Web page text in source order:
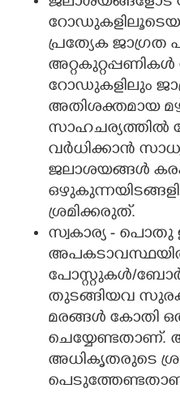
പ്രത്യേക ജാഗ്രത
റോഡുകളിലും
അതിശക്തമായ
സാഹചര്യത്തിൽ
വർധിക്കാൻ
ജലാശയങ്ങൾ
ശ്രമിക്കരുത്.
സ്വകാര്യ - പൊതു
പോസ്റ്റുകൾ/
തുടങ്ങിയവ
മരങ്ങൾ കോതി
അധികൃതരുടെ